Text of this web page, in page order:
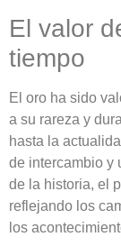
El valor
tiempo
El oro ha sido
a su rareza y
hasta la
de intercambio y
de la historia, el
reflejando los
los